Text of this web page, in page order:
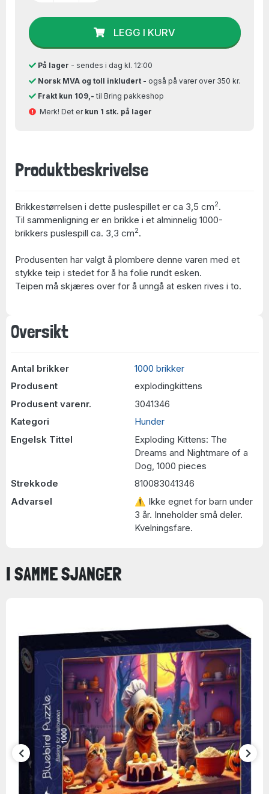
Oversikt
Antal brikker
1000 brikker
Produsent
explodingkittens
Produsent varenr.
3041346
Kategori
Hunder
Engelsk Tittel
Exploding Kittens: The
Dreams and Nightmare of a
Dog, 1000 pieces
Strekkode
810083041346
Advarsel
⚠ Ikke egnet for barn under
3 år. Inneholder små deler.
Kvelningsfare.
LEGG I KURV
På lager - sendes i dag kl. 12:00
Norsk MVA og toll inkludert- også på varer over 350 kr.
Frakt kun 109,- til Bring pakkeshop
Merk! Det er kun 1 stk. på lager
Produktbeskrivelse
Brikkestørrelsen i dette puslespillet er ca 3,5 cm2.
Til sammenligning er en brikke i et alminnelig 1000-
brikkers puslespill ca. 3,3 cm2.
Produsenten har valgt å plombere denne varen med et
stykke teip i stedet for å ha folie rundt esken.
Teipen må skjæres over for å unngå at esken rives i to.
I SAMME SJANGER